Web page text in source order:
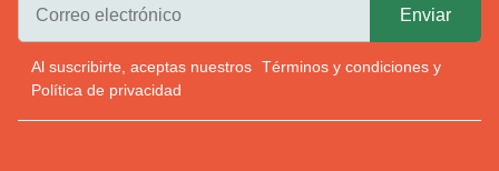
Al suscribirte, aceptas nuestros Términos y condiciones y
Política de privacidad